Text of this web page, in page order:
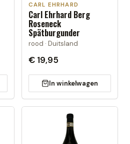
CARL EHRHARD
Carl Ehrhard Berg
Roseneck
Spätburgunder
rood · Duitsland
€ 19,95
In winkelwagen